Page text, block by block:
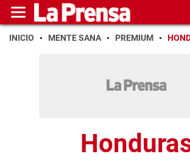
INICIO MENTE SANA PREMIUM